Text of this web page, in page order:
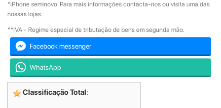
*iPhone seminovo. Para mais informações contacta-nos ou visita uma das
nossas lojas.
**IVA - Regime especial de tributação de bens em segunda mão.
Facebook messenger
WhatsApp
Classificação Total: